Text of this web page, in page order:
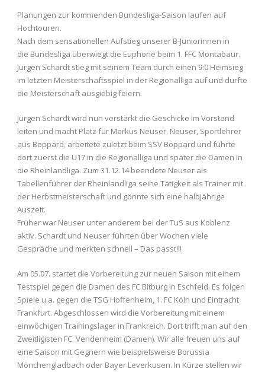
Planungen zur kommenden Bundesliga-Saison laufen auf
Hochtouren.
Nach dem sensationellen Aufstieg unserer B-Juniorinnen in
die Bundesliga überwiegt die Euphorie beim 1. FFC Montabaur.
Jürgen Schardt stieg mit seinem Team durch einen 9:0 Heimsieg
im letzten Meisterschaftsspiel in der Regionalliga auf und durfte
die Meisterschaft ausgiebig feiern.
Jürgen Schardt wird nun verstärkt die Geschicke im Vorstand
leiten und macht Platz für Markus Neuser. Neuser, Sportlehrer
aus Boppard, arbeitete zuletzt beim SSV Boppard und führte
dort zuerst die U17 in die Regionalliga und später die Damen in
die Rheinlandliga. Zum 31.12.14 beendete Neuser als
Tabellenführer der Rheinlandliga seine Tätigkeit als Trainer mit
der Herbstmeisterschaft und gönnte sich eine halbjährige
Auszeit.
Früher war Neuser unter anderem bei der TuS aus Koblenz
aktiv. Schardt und Neuser führten über Wochen viele
Gespräche und merkten schnell – Das passt!!!
Am 05.07. startet die Vorbereitung zur neuen Saison mit einem
Testspiel gegen die Damen des FC Bitburg in Eschfeld. Es folgen
Spiele u.a. gegen die TSG Hoffenheim, 1. FC Köln und Eintracht
Frankfurt. Abgeschlossen wird die Vorbereitung mit einem
einwöchigen Trainingslager in Frankreich. Dort trifft man auf den
Zweitligisten FC Vendenheim (Damen). Wir alle freuen uns auf
eine Saison mit Gegnern wie beispielsweise Borussia
Mönchengladbach oder Bayer Leverkusen. In Kürze stellen wir